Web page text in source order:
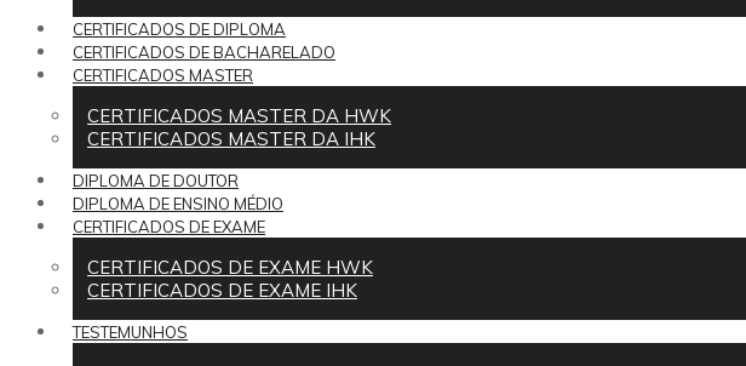
CERTIFICADOS DE DIPLOMA
CERTIFICADOS DE BACHARELADO
CERTIFICADOS MASTER
CERTIFICADOS MASTER DA HWK
CERTIFICADOS MASTER DA IHK
DIPLOMA DE DOUTOR
DIPLOMA DE ENSINO MÉDIO
CERTIFICADOS DE EXAME
CERTIFICADOS DE EXAME HWK
CERTIFICADOS DE EXAME IHK
TESTEMUNHOS